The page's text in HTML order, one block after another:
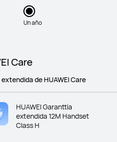
Un año
Care
de HUAWEI Care
HUAWEI Garanttía
extendida 12M Handset
Class H